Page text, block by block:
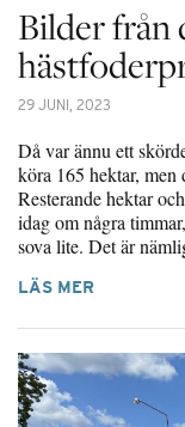
Bilder från
29 JUNI, 2023
Då var ännu ett
köra 165 hektar, men
Resterande hektar
idag om några
sova lite. Det är
LÄS MER